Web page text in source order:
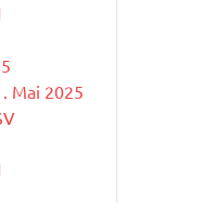
Mai 2025